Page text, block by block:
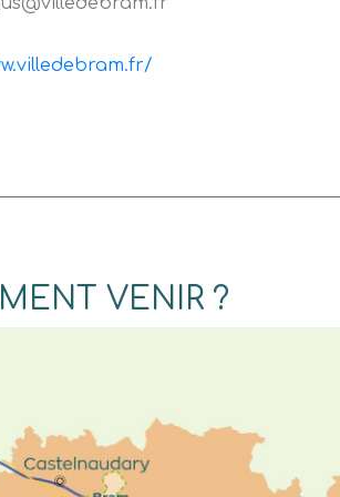
VENIR ?